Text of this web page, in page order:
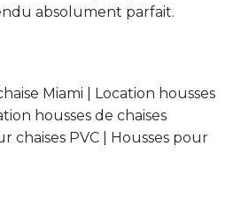
absolument parfait.
Miami | Location housses
housses de chaises
chaises PVC | Housses pour